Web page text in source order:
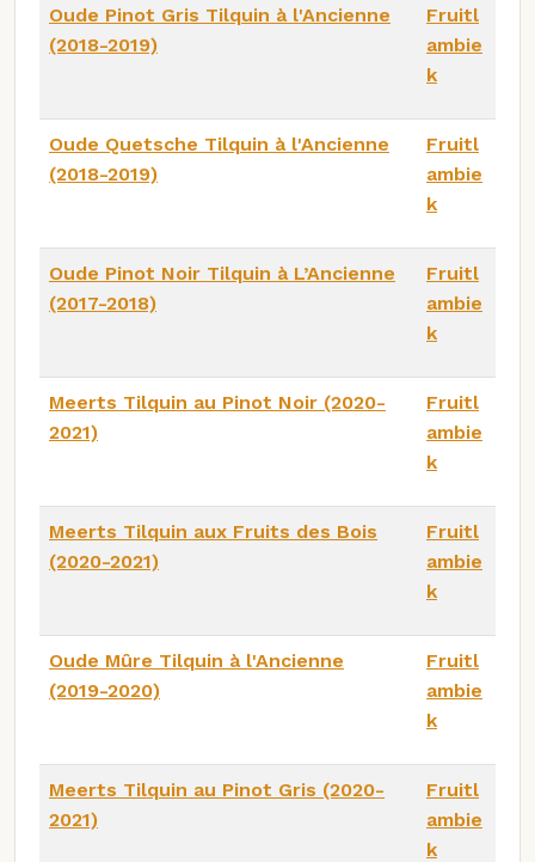
Oude Pinot Gris Tilquin à l'Ancienne
(2018-2019)
Fruitl
ambie
k
Oude Quetsche Tilquin à l'Ancienne
(2018-2019)
Fruitl
ambie
k
Oude Pinot Noir Tilquin à L’Ancienne
(2017-2018)
Fruitl
ambie
k
Meerts Tilquin au Pinot Noir (2020-
2021)
Fruitl
ambie
k
Meerts Tilquin aux Fruits des Bois
(2020-2021)
Fruitl
ambie
k
Oude Mûre Tilquin à l'Ancienne
(2019-2020)
Fruitl
ambie
k
Meerts Tilquin au Pinot Gris (2020-
2021)
Fruitl
ambie
k